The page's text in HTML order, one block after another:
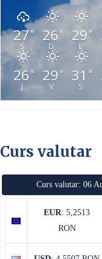
27°
S
26 °
D
29 °
L
26°
J
29 °
V
31 °
S
Curs valutar
Curs valutar: 06
EUR: 5,2513
RON